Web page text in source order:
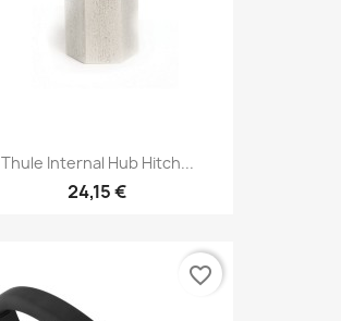
Thule Internal Hub Hitch...
24,15 €
favorite_border